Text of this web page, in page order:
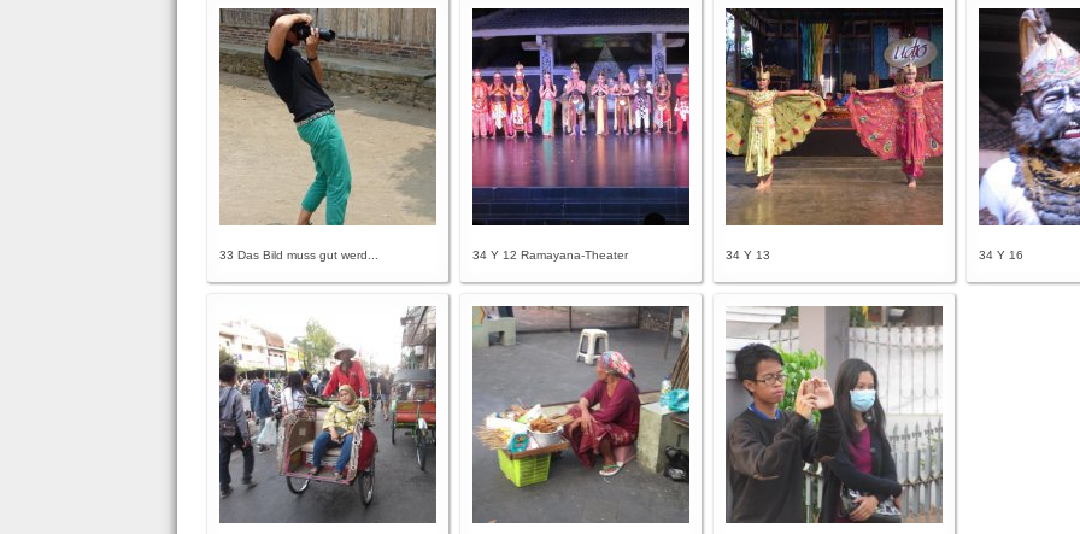
33 Das Bild muss gut werd... 34 Y 12 Ramayana-Theater 34 Y 13 34 Y 16